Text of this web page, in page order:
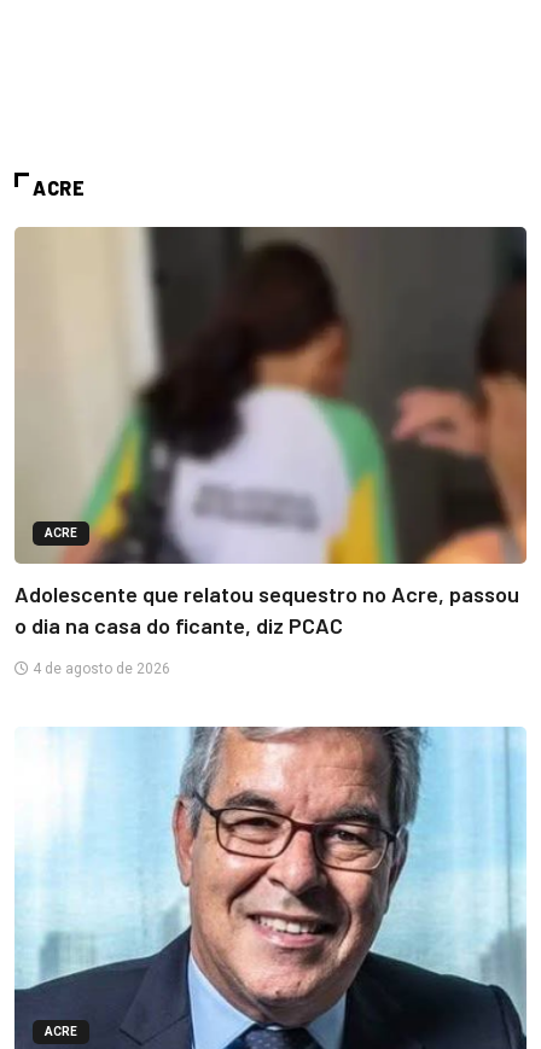
ACRE
ACRE
Adolescente que relatou sequestro no Acre, passou
o dia na casa do ficante, diz PCAC
4 de agosto de 2026
ACRE